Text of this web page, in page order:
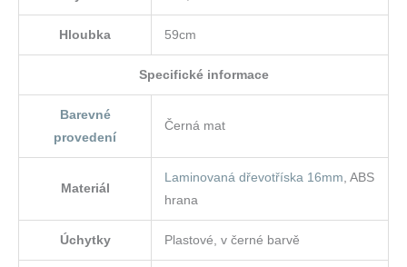
Hloubka 59cm
Specifické informace
Barevné
provedení
Černá mat
Materiál
Laminovaná dřevotříska 16mm, ABS
hrana
Úchytky Plastové, v černé barvě